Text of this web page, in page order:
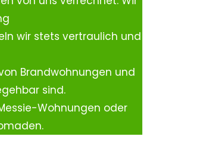
wir stets vertraulich und
Brandwohnungen und
sind.
Wohnungen oder